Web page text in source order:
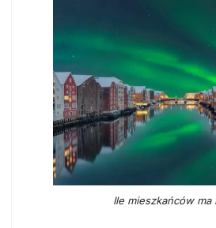
Ile mieszkańców ma